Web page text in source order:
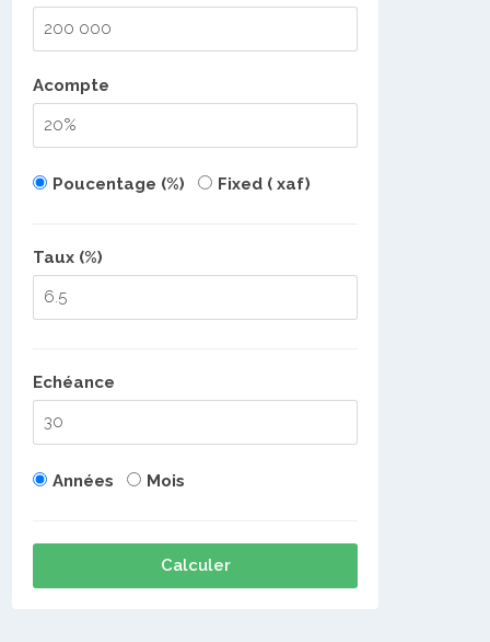
Acompte
Poucentage (%) Fixed ( xaf)
Taux (%)
Echéance
Années Mois
Calculer